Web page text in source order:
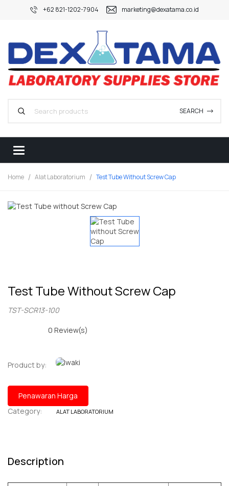
+62 821-1202-7904 marketing@dexatama.co.id
SEARCH
Home Alat Laboratorium Test Tube Without Screw Cap
Test Tube Without Screw Cap
TST-SCR13-100
0 Review(s)
Product by:
Penawaran Harga
Category:
ALAT LABORATORIUM
Description